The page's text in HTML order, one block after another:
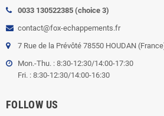
0033 130522385 (choice 3)
contact@fox-echappements.fr
7 Rue de la Prévôté 78550 HOUDAN
Mon.-Thu. : 8:30-12:30/14:00-17:30
Fri. : 8:30-12:30/14:00-16:30
FOLLOW US